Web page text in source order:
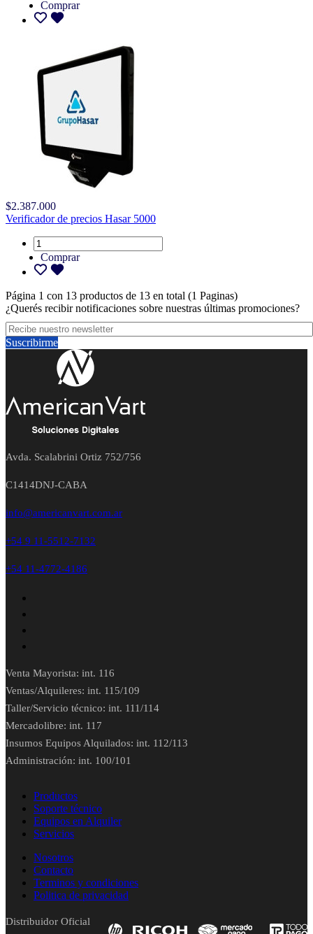
Comprar
$2.387.000
Verificador de precios Hasar 5000
Comprar
Página 1 con 13 productos de 13 en total (1 Paginas)
¿Querés recibir notificaciones sobre nuestras últimas promociones?
Suscribirme
Avda. Scalabrini Ortiz 752/756
C1414DNJ-CABA
info@americanvart.com.ar
+54 9 11-5512-7132
+54 11-4772-4186
Venta Mayorista: int. 116
Ventas/Alquileres: int. 115/109
Taller/Servicio técnico: int. 111/114
Mercadolibre: int. 117
Insumos Equipos Alquilados: int. 112/113
Administración: int. 100/101
Productos
Soporte técnico
Equipos en Alquiler
Servicios
Nosotros
Contacto
Terminos y condiciones
Politica de privacidad
Distribuidor Oficial